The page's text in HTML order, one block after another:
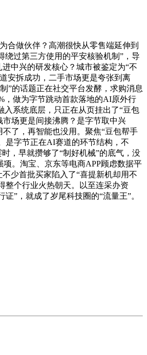
合做伙伴？高潮很快从零售端延伸到
过第三方使用的平安核验机制”，导
中兴的研发核心？城市被鉴定为“不
安拆成功，二手市场更是夸张到离
”的话题正在社交平台发酵，求购消息
，做为字节跳动首款落地的AI原外行
系统底层，只正在从页挂出了“豆包
场更是间接沸腾？是字节取中兴
了，再智能也没用。聚焦“豆包帮手
是字节正在AI赛道的环节结构，不
，早就攒够了“制好机械”的底气，没
。淘宝、京东等电商APP顾虑数据平
少首批买家陷入了“喜提新机却用不
整个行业火热朝天。以至连采办资
”，就成了岁尾科技圈的“流量王”。